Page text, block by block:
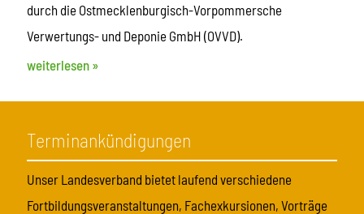
durch die Ostmecklenburgisch-Vorpommersche
Verwertungs- und Deponie GmbH (OVVD).
weiterlesen »
Terminankündigungen
Unser Landesverband bietet laufend verschiedene
Fortbildungsveranstaltungen, Fachexkursionen, Vorträge